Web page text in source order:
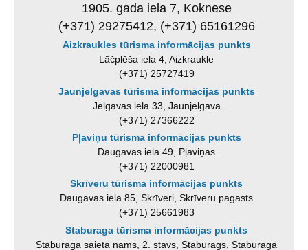
1905. gada iela 7, Koknese
(+371) 29275412, (+371) 65161296
Aizkraukles tūrisma informācijas punkts
Lāčplēša iela 4, Aizkraukle
(+371) 25727419
Jaunjelgavas tūrisma informācijas punkts
Jelgavas iela 33, Jaunjelgava
(+371) 27366222
Pļaviņu tūrisma informācijas punkts
Daugavas iela 49, Pļaviņas
(+371) 22000981
Skrīveru tūrisma informācijas punkts
Daugavas iela 85, Skrīveri, Skrīveru pagasts
(+371) 25661983
Staburaga tūrisma informācijas punkts
Staburaga saieta nams, 2. stāvs, Staburags, Staburaga